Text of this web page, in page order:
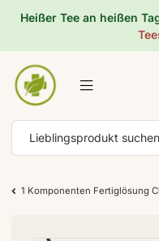
Heißer Tee an heißen
1 Komponenten Fertiglösung